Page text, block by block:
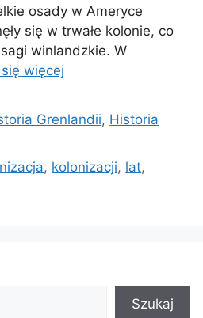
osady w Ameryce
się w trwałe kolonie, co
winlandzkie. W
więcej
Grenlandii, Historia
, kolonizacji, lat,
Szukaj